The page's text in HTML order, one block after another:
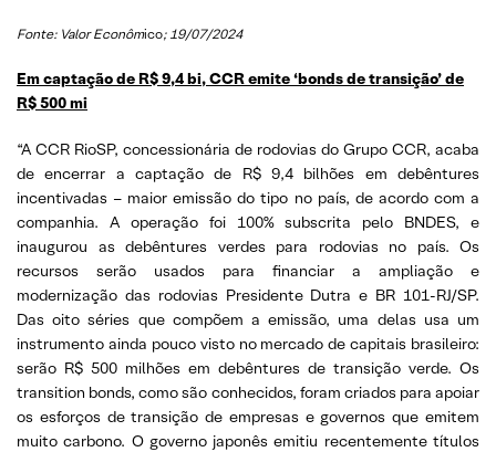
Fonte: Valor Econômico; 19/07/2024
Em captação de R$ 9,4 bi, CCR emite ‘bonds de transição’ de
R$ 500 mi
“A CCR RioSP, concessionária de rodovias do Grupo CCR, acaba
de encerrar a captação de R$ 9,4 bilhões em debêntures
incentivadas – maior emissão do tipo no país, de acordo com a
companhia. A operação foi 100% subscrita pelo BNDES, e
inaugurou as debêntures verdes para rodovias no país. Os
recursos serão usados para financiar a ampliação e
modernização das rodovias Presidente Dutra e BR 101-RJ/SP.
Das oito séries que compõem a emissão, uma delas usa um
instrumento ainda pouco visto no mercado de capitais brasileiro:
serão R$ 500 milhões em debêntures de transição verde. Os
transition bonds, como são conhecidos, foram criados para apoiar
os esforços de transição de empresas e governos que emitem
muito carbono. O governo japonês emitiu recentemente títulos